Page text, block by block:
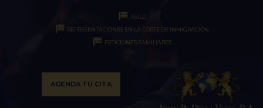
ASILO
REPRESENTACIONES EN LA CORTE DE INMIGRACIÓN
PETICIONES FAMILIARES
AGENDA TU CITA